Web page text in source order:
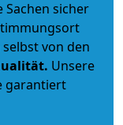
sicher
von den
. Unsere
garantiert